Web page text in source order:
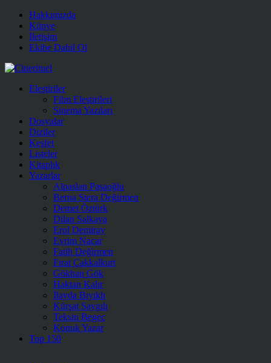
Hakkımızda
Künye
İletişim
Ekibe Dahil Ol
Eleştiriler
Film Eleştirileri
Sinema Yazıları
Dosyalar
Diziler
Keşfet
Listeler
Kitaplık
Yazarlar
Alpaslan Paşaoğlu
Berna Stera Değirmen
Demet Öztürk
Dilan Salkaya
Erol Demiray
Evrim Nacar
Fatih Değirmen
Fırat Çakkalkurt
Gökhan Gök
Haktan Kalır
İlayda Bıyıklı
Kürşat Saygılı
Teksin Begeç
Konuk Yazar
Top 150